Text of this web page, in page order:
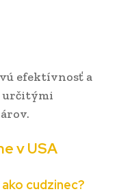
efektívnosť a
určitými
v USA
cudzinec?